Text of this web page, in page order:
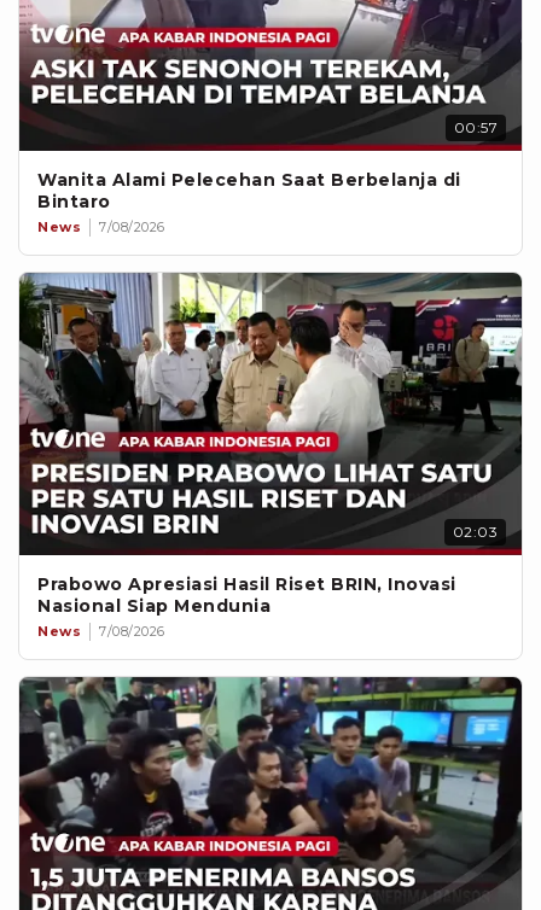
00:57
Wanita Alami Pelecehan Saat Berbelanja di
Bintaro
News 7/08/2026
02:03
Prabowo Apresiasi Hasil Riset BRIN, Inovasi
Nasional Siap Mendunia
News 7/08/2026